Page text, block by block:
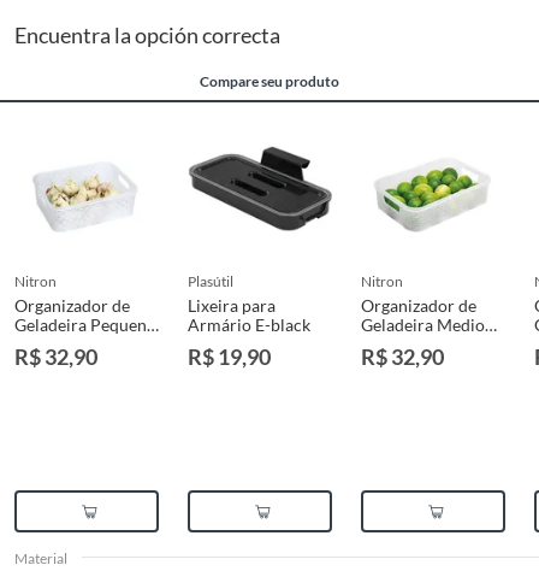
Encuentra la opción correcta
Compare seu produto
nitron
Organizador de
Geladeira Pequeno
de 2l Incolor
R$ 32,90
plasútil
Lixeira para
Armário E-black
R$ 19,90
nitron
Organizador de
Geladeira Medio
de 4l Incolor
R$ 32,90
Material